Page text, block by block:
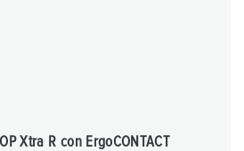
Xtra R con ErgoCONTACT